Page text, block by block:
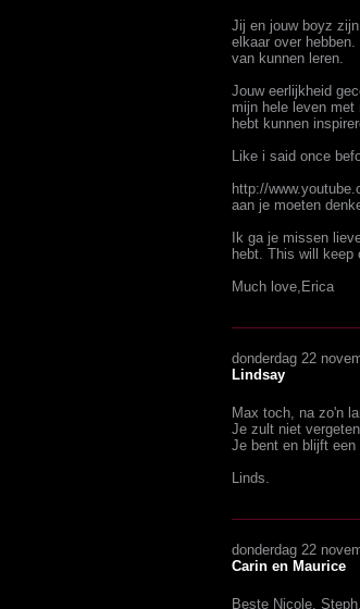
Jij en jouw boyz
elkaar over
van kunnen leren.
Jouw eerlijkheid
mijn hele leven
hebt kunnen
Like i said once
http://
aan je moeten
Ik ga je missen
hebt. This will keep
Much love,Erica
donderdag 22
Lindsay
Max toch, na zo'n
Je zult niet
Je bent en blijft
Linds.
donderdag 22
Carin en Maurice
Beste Nicole,